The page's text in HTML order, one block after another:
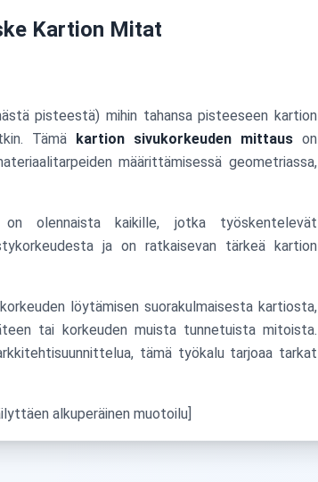
Kartion Mitat
pisteestä) mihin tahansa pisteeseen kartion
Tämä kartion sivukorkeuden mittaus on
määrittämisessä geometriassa,
olennaista kaikille, jotka työskentelevät
ja on ratkaisevan tärkeä kartion
löytämisen suorakulmaisesta kartiosta,
tai korkeuden muista tunnetuista mitoista.
tämä työkalu tarjoaa tarkat
alkuperäinen muotoilu]